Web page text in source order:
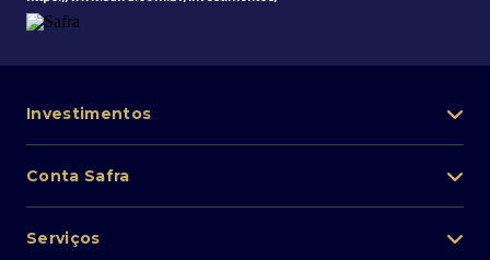
Investimentos
Lista de fundos de investimento
Conta Safra
Pessoa Física
Serviços